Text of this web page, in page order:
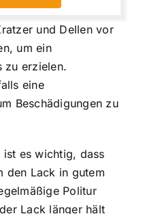
und Dellen vor
um ein
zu erzielen.
eine
Beschädigungen zu
ist es wichtig, dass
den Lack in gutem
Politur
Lack länger hält